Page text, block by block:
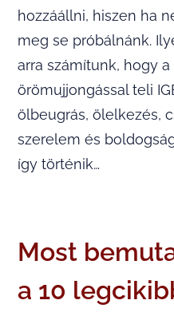
hozzáállni, hiszen ha
meg se próbálnánk.
arra számítunk, hogy
örömujjongással teli
ölbeugrás, ölelkezés,
szerelem és
így történik…
Most
a 10